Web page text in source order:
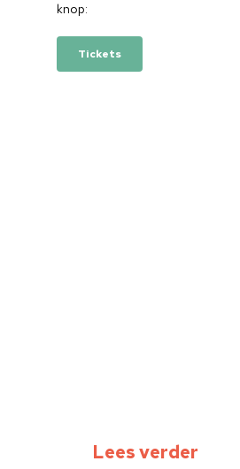
knop:
Tickets
Lees verder